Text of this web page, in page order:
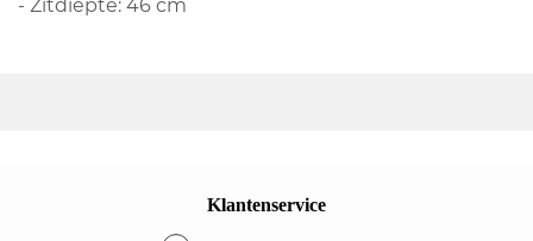
- Zitdiepte: 46 cm
Klantenservice